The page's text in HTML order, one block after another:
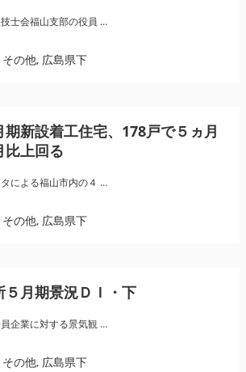
士会福山支部の役員 …
その他, 広島県下
新設着工住宅、178戸で５ヵ月
比上回る
による福山市内の４ …
その他, 広島県下
５月期景況ＤＩ・下
企業に対する景気観 …
その他, 広島県下